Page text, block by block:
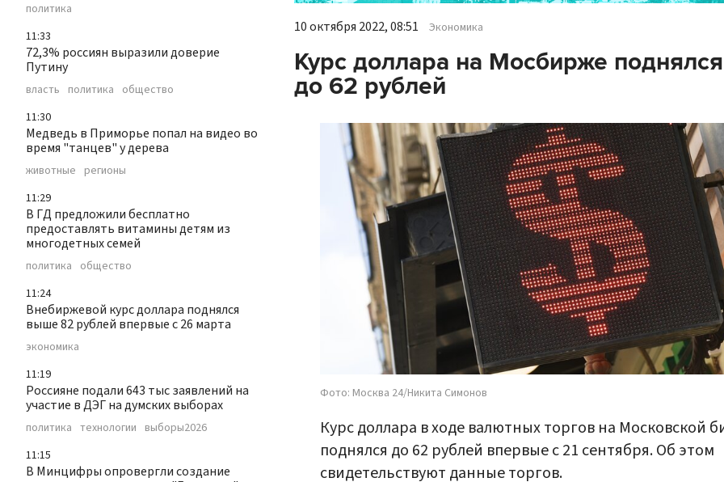
политика
11:33
72,3% россиян выразили доверие
Путину
власть политика общество
11:30
Медведь в Приморье попал на видео во
время "танцев" у дерева
животные регионы
11:29
В ГД предложили бесплатно
предоставлять витамины детям из
многодетных семей
политика общество
11:24
Внебиржевой курс доллара поднялся
выше 82 рублей впервые с 26 марта
экономика
11:19
Россияне подали 643 тыс заявлений на
участие в ДЭГ на думских выборах
политика технологии выборы2026
11:15
В Минцифры опровергли создание
10 октября 2022, 08:51 Экономика
Курс доллара на Мосбирже поднялся
до 62 рублей
Фото: Москва 24/Никита Симонов
Курс доллара в ходе валютных торгов на Московской
поднялся до 62 рублей впервые с 21 сентября. Об этом
свидетельствуют данные торгов.